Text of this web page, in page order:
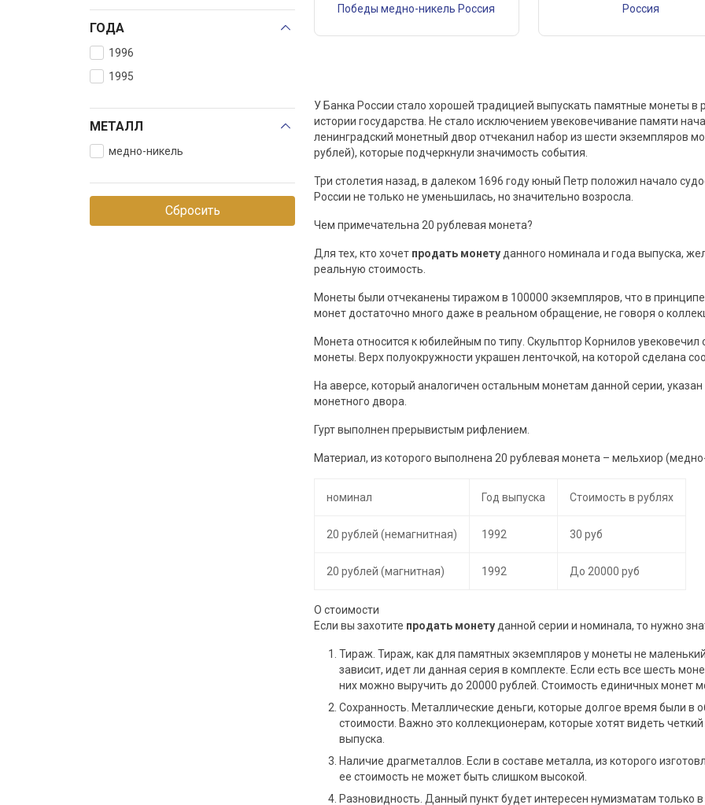
3 рубля
5 рублей
50 000 рублей
500 рублей
Наборы
ГОДА
1996
1995
МЕТАЛЛ
медно-никель
Сбросить
Победы медно-никель Россия
Россия
У Банка России стало хорошей традицией выпускать памятные монеты в
истории государства. Не стало исключением увековечивание памяти
ленинградский монетный двор отчеканил набор из шести экземпляров
рублей), которые подчеркнули значимость события.
Три столетия назад, в далеком 1696 году юный Петр положил начало
России не только не уменьшилась, но значительно возросла.
Чем примечательна 20 рублевая монета?
Для тех, кто хочет продать монету данного номинала и года выпуска,
реальную стоимость.
Монеты были отчеканены тиражом в 100000 экземпляров, что в
монет достаточно много даже в реальном обращение, не говоря о
Монета относится к юбилейным по типу. Скульптор Корнилов
монеты. Верх полуокружности украшен ленточкой, на которой сделана
На аверсе, который аналогичен остальным монетам данной серии,
монетного двора.
Гурт выполнен прерывистым рифлением.
Материал, из которого выполнена 20 рублевая монета – мельхиор
номинал Год выпуска Стоимость в рублях
20 рублей (немагнитная) 1992 30 руб
20 рублей (магнитная) 1992 До 20000 руб
О стоимости
Если вы захотите продать монету данной серии и номинала, то нужно
Тираж. Тираж, как для памятных экземпляров у монеты не
зависит, идет ли данная серия в комплекте. Если есть все шесть
них можно выручить до 20000 рублей. Стоимость единичных монет
Сохранность. Металлические деньги, которые долгое время были в
стоимости. Важно это коллекционерам, которые хотят видеть
выпуска.
Наличие драгметаллов. Если в составе металла, из которого
ее стоимость не может быть слишком высокой.
Разновидность. Данный пункт будет интересен нумизматам только